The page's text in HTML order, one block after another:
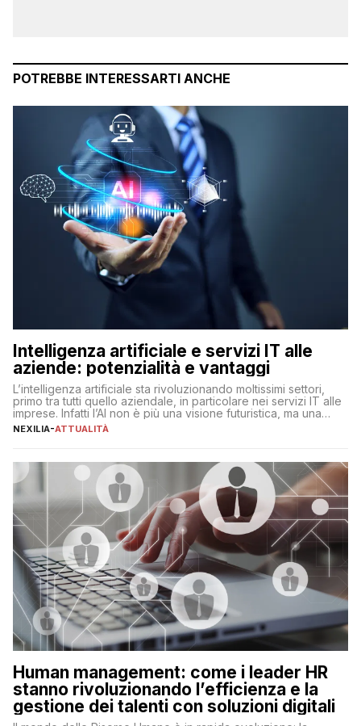
POTREBBE INTERESSARTI ANCHE
Intelligenza artificiale e servizi IT alle
aziende: potenzialità e vantaggi
L’intelligenza artificiale sta rivoluzionando moltissimi settori,
primo tra tutti quello aziendale, in particolare nei servizi IT alle
imprese. Infatti l’AI non è più una visione futuristica, ma una
realtà operativa che sta portando a un cambio significativo in
operazioni, bensì comporta […]
NEXILIA-ATTUALITÀ
Human management: come i leader HR
stanno rivoluzionando l’efficienza e la
gestione dei talenti con soluzioni digitali